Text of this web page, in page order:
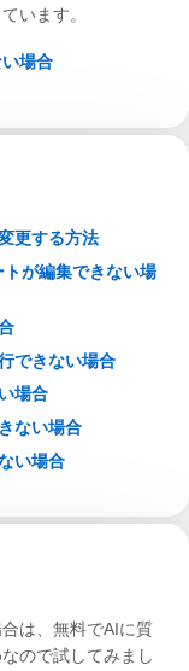
います。
場合
更する方法
が編集できない場
できない場合
場合
ない場合
い場合
は、無料でAIに質
ので試してみまし